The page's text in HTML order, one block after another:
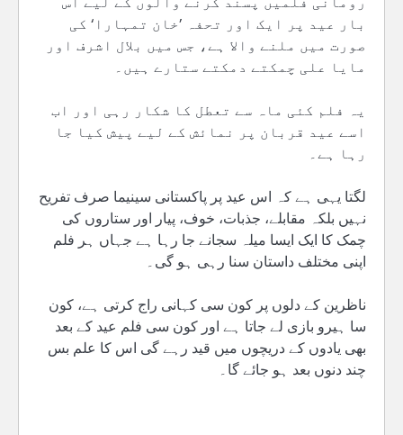
بار عید پر ایک اور تحفہ ’خان تمہارا‘ کی
صورت میں ملنے والا ہے، جس میں بلال اشرف اور
مایا علی چمکتے دمکتے ستارے ہیں۔
یہ فلم کئی ماہ سے تعطل کا شکار رہی اور اب
اسے عید قربان پر نمائش کے لیے پیش کیا جا
رہا ہے۔
لگتا یہی ہے کہ اس عید پر پاکستانی سینیما صرف تفریح
نہیں بلکہ مقابلے، جذبات، خوف، پیار اور ستاروں کی
چمک کا ایک ایسا میلہ سجانے جا رہا ہے جہاں ہر فلم
اپنی مختلف داستان سنا رہی ہو گی۔
ناظرین کے دلوں پر کون سی کہانی راج کرتی ہے، کون
سا ہیرو بازی لے جاتا ہے اور کون سی فلم عید کے بعد
بھی یادوں کے دریچوں میں قید رہے گی اس کا علم بس
چند دنوں بعد ہو جائے گا۔